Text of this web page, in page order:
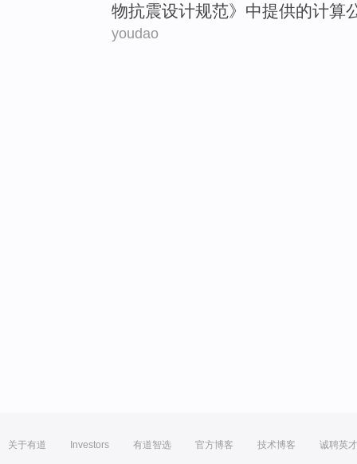
物抗震设计规范》 中提供的计算
youdao
关于有道 Investors 有道智选 官方博客 技术博客 诚聘英才